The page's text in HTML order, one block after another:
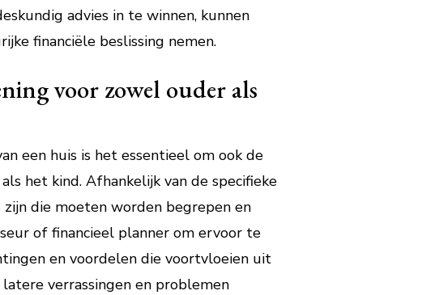
advies in te winnen, kunnen
financiële beslissing nemen.
voor zowel ouder als
een huis is het essentieel om ook de
het kind. Afhankelijk van de specifieke
die moeten worden begrepen en
of financieel planner om ervoor te
en voordelen die voortvloeien uit
verrassingen en problemen